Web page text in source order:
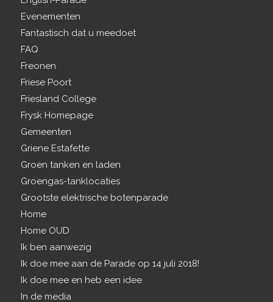
Evenementen
Fantastisch dat u meedoet
FAQ
Freonen
Friese Poort
Friesland College
Frysk Homepage
Gemeenten
Griene Estafette
Groen tanken en laden
Groengas-tanklocaties
Grootste elektrische botenparade
Home
Home OUD
Ik ben aanwezig
Ik doe mee aan de Parade op 14 juli 2018!
Ik doe mee en heb een idee
In de media